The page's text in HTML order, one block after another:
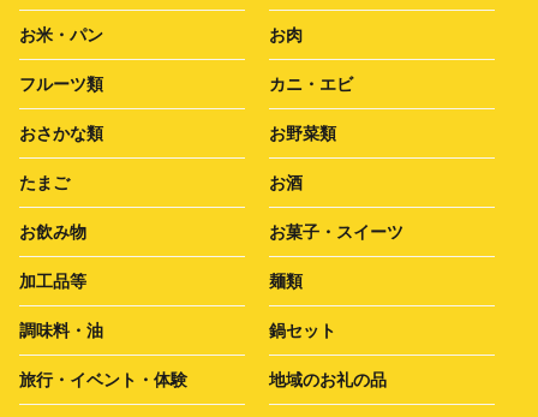
お米・パン お肉
フルーツ類 カニ・エビ
おさかな類 お野菜類
たまご お酒
お飲み物 お菓子・スイーツ
加工品等 麺類
調味料・油 鍋セット
旅行・イベント・体験 地域のお礼の品